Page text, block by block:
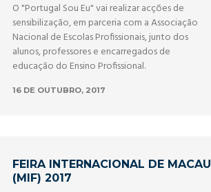
O "Portugal Sou Eu" vai realizar acções de
sensibilização, em parceria com a Associação
Nacional de Escolas Profissionais, junto dos
alunos, professores e encarregados de
educação do Ensino Profissional.
16 DE OUTUBRO, 2017
FEIRA INTERNACIONAL DE MACAU
(MIF) 2017